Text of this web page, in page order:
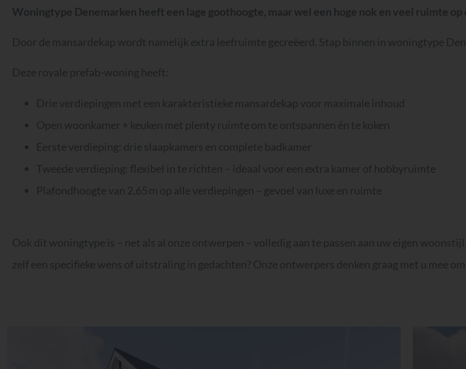
Woningtype Denemarken heeft een lage goothoogte, maar wel een hoge nok en veel ruimte
Door de mansardekap wordt namelijk extra leefruimte gecreëerd. Stap binnen in woningtype
Deze royale prefab-woning heeft:
Drie verdiepingen met een karakteristieke mansardekap voor maximale inhoud
Open woonkamer + keuken met plenty ruimte om te ontspannen én te koken
Eerste verdieping: drie slaapkamers en complete badkamer
Tweede verdieping: flexibel in te richten – ideaal voor een extra kamer of hobbyruimte
Plafondhoogte van 2,65 m op alle verdiepingen – gevoel van luxe en ruimte
Ook dit woningtype is – net als al onze ontwerpen – volledig aan te passen aan uw eigen
zelf een specifieke wens of uitstraling in gedachten? Onze ontwerpers denken graag met u mee